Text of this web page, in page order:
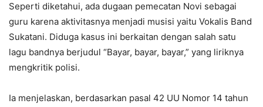
Seperti diketahui, ada dugaan pemecatan Novi sebagai
guru karena aktivitasnya menjadi musisi yaitu Vokalis Band
Sukatani. Diduga kasus ini berkaitan dengan salah satu
lagu bandnya berjudul “Bayar, bayar, bayar,” yang liriknya
mengkritik polisi.
Ia menjelaskan, berdasarkan pasal 42 UU Nomor 14 tahun